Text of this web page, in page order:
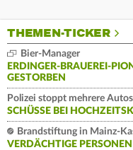
THEMEN-TICKER
Bier-Manager
ERDINGER-BRAUEREI-
GESTORBEN
Polizei stoppt mehrere Autos
SCHÜSSE BEI
Brandstiftung in Mainz-
VERDÄCHTIGE